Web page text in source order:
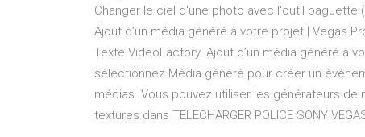
Changer le ciel d'une photo avec l'outil baguette
Ajout d’un média généré à votre projet | Vegas
Texte VideoFactory. Ajout d’un média généré à
sélectionnez Média généré pour créer un
médias. Vous pouvez utiliser les générateurs
textures dans TELECHARGER POLICE SONY